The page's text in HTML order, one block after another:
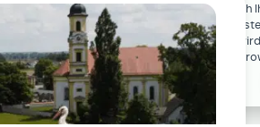
Der KI-Chatbot steht erst nach
Einwilligung in den Cookie-
Verfügung. Der Chat-Verlauf
ausschließlich lokal in Ihrem
gespeichert.